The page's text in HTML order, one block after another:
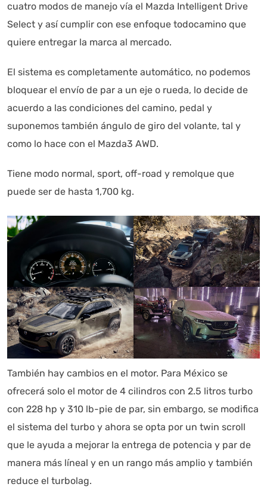
cuatro modos de manejo vía el Mazda Intelligent Drive
Select y así cumplir con ese enfoque todocamino que
quiere entregar la marca al mercado.
El sistema es completamente automático, no podemos
bloquear el envío de par a un eje o rueda, lo decide de
acuerdo a las condiciones del camino, pedal y
suponemos también ángulo de giro del volante, tal y
como lo hace con el Mazda3 AWD.
Tiene modo normal, sport, off-road y remolque que
puede ser de hasta 1,700 kg.
También hay cambios en el motor. Para México se
ofrecerá solo el motor de 4 cilindros con 2.5 litros turbo
con 228 hp y 310 lb-pie de par, sin embargo, se modifica
el sistema del turbo y ahora se opta por un twin scroll
que le ayuda a mejorar la entrega de potencia y par de
manera más líneal y en un rango más amplio y también
reduce el turbolag.